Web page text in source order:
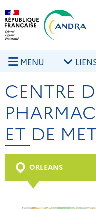
Aller au contenu principal
MENU
CENTRE
ET DE
ORLEANS